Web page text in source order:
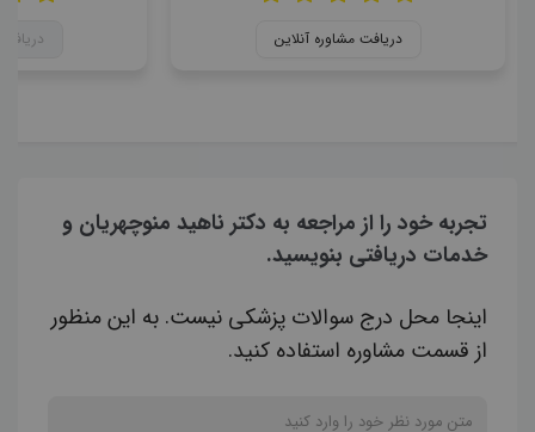
دریافت مشاوره آنلاین
تجربه خود را از مراجعه به دکتر ناهید منوچهریان و
خدمات دریافتی بنویسید.
اینجا محل درج سوالات پزشکی نیست. به این منظور
از قسمت مشاوره استفاده کنید.